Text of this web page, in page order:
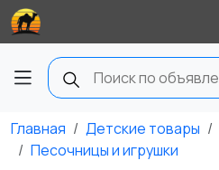
Главная Детские товары
Песочницы и игрушки